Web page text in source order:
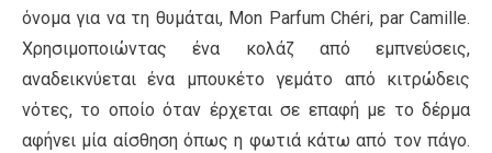
όνομα για να τη θυμάται, Mon Parfum Chéri, par Camille.
Χρησιμοποιώντας ένα κολάζ από εμπνεύσεις,
αναδεικνύεται ένα μπουκέτο γεμάτο από κιτρώδεις
νότες, το οποίο όταν έρχεται σε επαφή με το δέρμα
αφήνει μία αίσθηση όπως η φωτιά κάτω από τον πάγο.